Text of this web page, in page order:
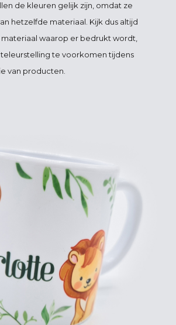
de kleuren gelijk zijn, omdat ze
hetzelfde materiaal. Kijk dus altijd
waarop er bedrukt wordt,
te voorkomen tijdens
van producten.